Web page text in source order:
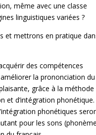
même avec une classe
linguistiques variées ?
et mettrons en pratique
des compétences
la prononciation du
grâce à la méthode
et d’intégration phonétique.
phonétiques
pour les sons